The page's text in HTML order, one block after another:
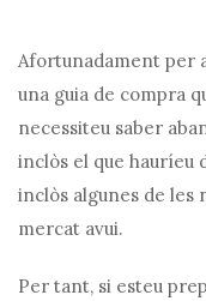
Afortunadament per
una guia de compra
necessiteu saber
inclòs el que hauríeu
inclòs algunes de les
mercat avui.
Per tant, si esteu